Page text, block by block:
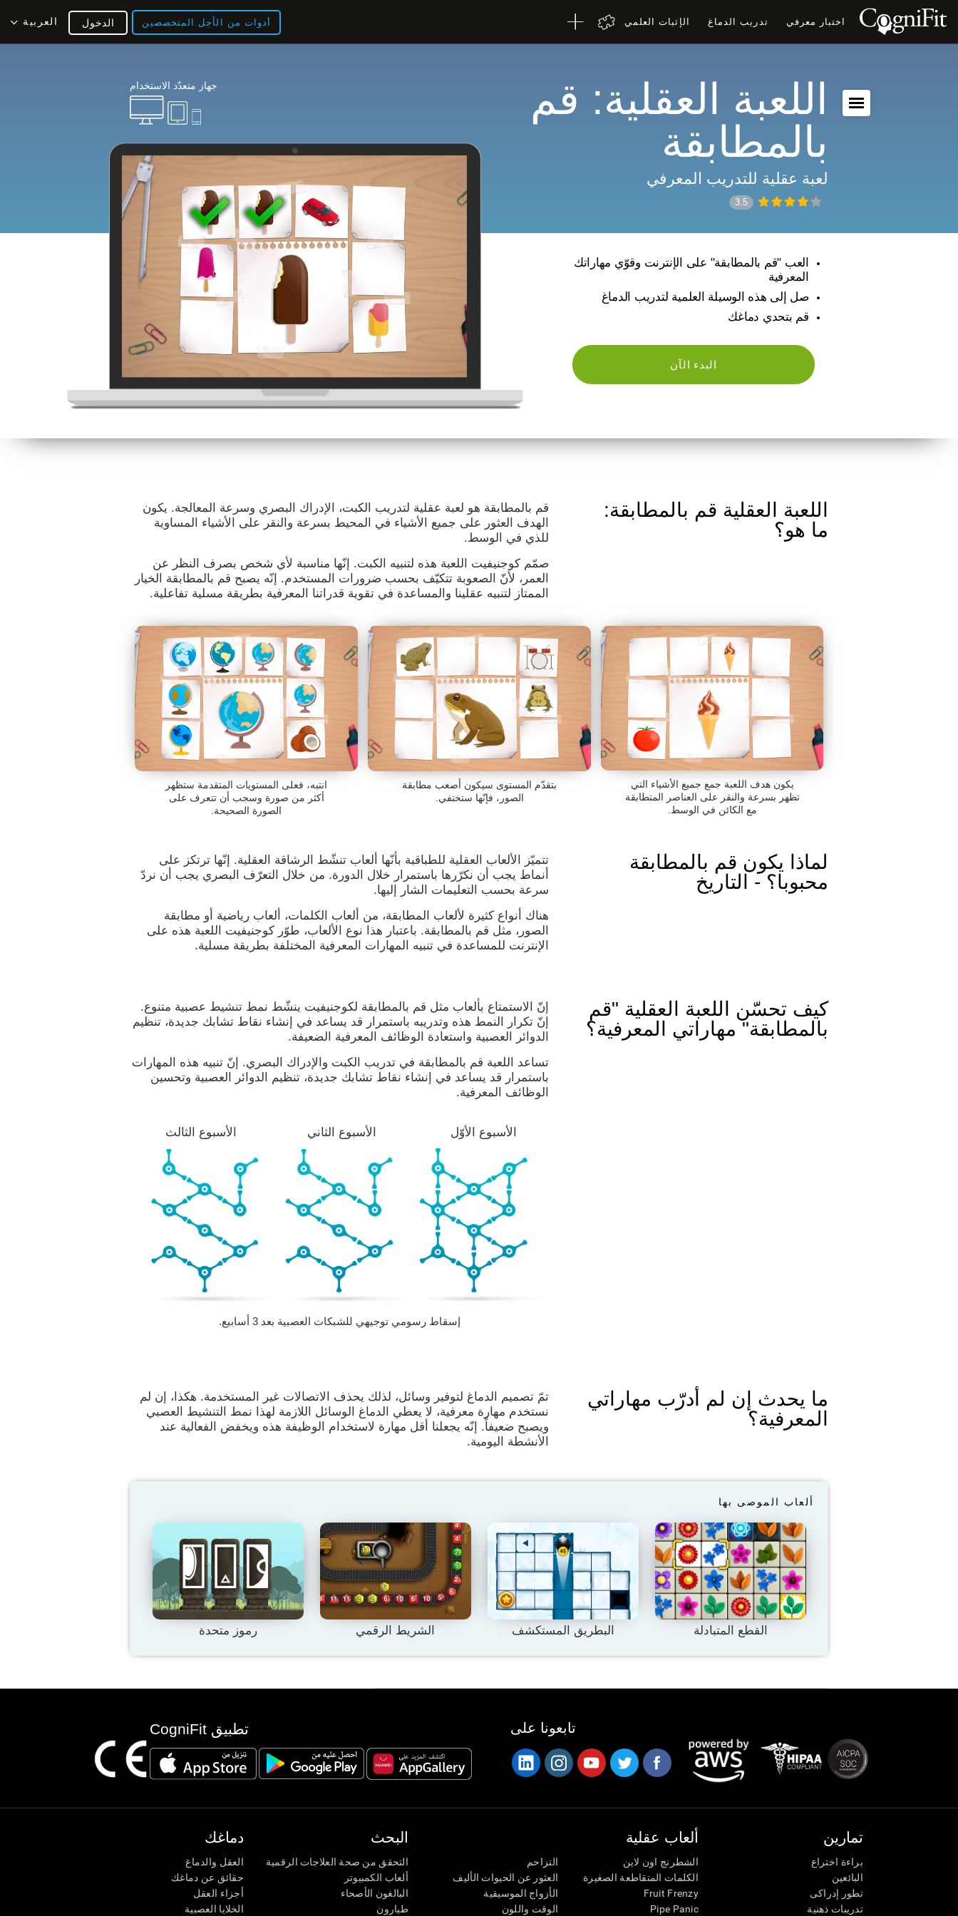
اختبار معرفي تدريب الدماغ الإثبات العلمي أدوات من الأجل المتخصصين العربية الدخول
جهاز متعدّد الاستخدام
اللعبة العقلية: قم
بالمطابقة
لعبة عقلية للتدريب المعرفي
3.5
العب "قم بالمطابقة" على الإنترنت وقوّي مهاراتك
المعرفية
صل إلى هذه الوسيلة العلمية لتدريب الدماغ
قم بتحدي دماغك
البدء الآن
اللعبة العقلية قم بالمطابقة:
ما هو؟
قم بالمطابقة هو لعبة عقلية لتدريب الكبت، الإدراك البصري وسرعة المعالجة. يكون
الهدف العثور على جميع الأشياء في المحيط بسرعة والنقر على الأشياء المساوية
للذي في الوسط.
صمّم كوجنيفيت اللعبة هذه لتنبيه الكبت. إنّها مناسبة لأي شخص بصرف النظر عن
العمر، لأنّ الصعوبة تتكيّف بحسب ضرورات المستخدم. إنّه يصبح قم بالمطابقة الخيار
الممتاز لتنبيه عقلينا والمساعدة في تقوية قدراتنا المعرفية بطريقة مسلية تفاعلية.
يكون هدف اللعبة جمع جميع الأشياء التي
تظهر بسرعة والنقر على العناصر المتطابقة
مع الكائن في الوسط.
بتقدّم المستوى سيكون أصعب مطابقة
الصور، فإنّها ستختفي.
انتبه، فعلى المستويات المتقدمة ستظهر
أكثر من صورة وسجب أن تتعرف على
الصورة الصحيحة.
لماذا يكون قم بالمطابقة
محبوبا؟ - التاريخ
تتميّز الألعاب العقلية للطباقبة بأنّها ألعاب تنشّط الرشاقة العقلية. إنّها ترتكز على
أنماط يجب أن نكرّرها باستمرار خلال الدورة. من خلال التعرّف البصري يجب أن نردّ
سرعة بحسب التعليمات الشار إليها.
هناك أنواع كثيرة لألعاب المطابقة، من ألعاب الكلمات، ألعاب رياضية أو مطابقة
الصور، مثل قم بالمطابقة. باعتبار هذا نوع الألعاب، طوّر كوجنيفيت اللعبة هذه على
الإنترنت للمساعدة في تنبيه المهارات المعرفية المختلفة بطريقة مسلية.
كيف تحسّن اللعبة العقلية "قم
بالمطابقة" مهاراتي المعرفية؟
إنّ الاستمتاع بألعاب مثل قم بالمطابقة لكوجنيفيت ينشّط نمط تنشيط عصبية متنوع.
إنّ تكرار النمط هذه وتدريبه باستمرار قد يساعد في إنشاء نقاط تشابك جديدة، تنظيم
الدوائر العصبية واستعادة الوظائف المعرفية الضعيفة.
تساعد اللعبة قم بالمطابقة في تدريب الكبت والإدراك البصري. إنّ تنبيه هذه المهارات
باستمرار قد يساعد في إنشاء نقاط تشابك جديدة، تنظيم الدوائر العصبية وتحسين
الوظائف المعرفية.
الأسبوع الأوّل الأسبوع الثاني الأسبوع الثالث
إسقاط رسومي توجيهي للشبكات العصبية بعد 3 أسابيع.
ما يحدث إن لم أدرّب مهاراتي
المعرفية؟
تمّ تصميم الدماغ لتوفير وسائل، لذلك يحذف الاتصالات غير المستخدمة. هكذا، إن لم
نستخدم مهارة معرفية، لا يعطي الدماغ الوسائل اللازمة لهذا نمط التنشيط العصبي
ويصبح ضعيفاً. إنّه يجعلنا أقل مهارة لاستخدام الوظيفة هذه ويخفض الفعالية عند
الأنشطة اليومية.
ألعاب الموصى بها
القطع المتبادلة البطريق المستكشف الشريط الرقمي رموز متحدة
تطبيق CogniFit تابعونا على
دماغك
العقل والدماغ
حقائق عن دماغك
أجزاء العقل
الخلايا العصبية
البحث
التحقق من صحة العلاجات الرقمية
ألعاب الكمبيوتر
البالغون الأصحاء
طيارون
ألعاب عقلية
الشطرنج اون لاين
الكلمات المتقاطعة الصغيرة
Fruit Frenzy
Pipe Panic
التزاحم
العثور عن الحيوات الأليف
الأزواج الموسيقية
الوقت واللون
تمارين
براءة اختراع
البائعين
تطور إدراكى
تدريبات ذهنية